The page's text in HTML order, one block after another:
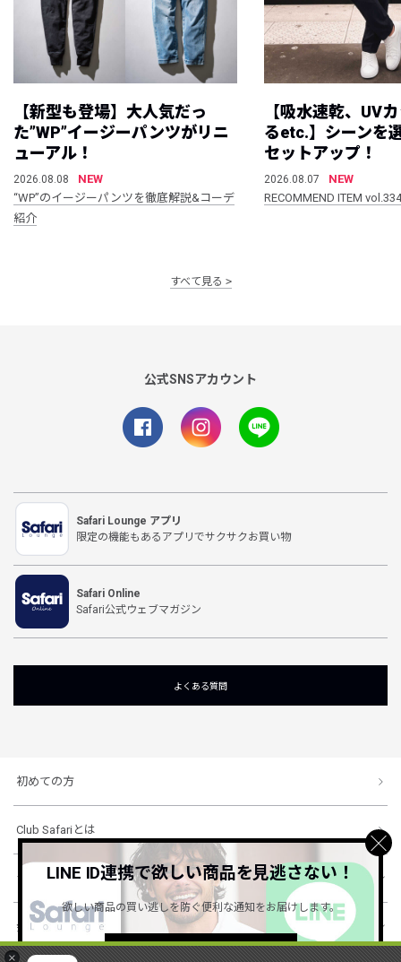
×
【新型も登場】大人気だっ
た”WP”イージーパンツがリニ
ューアル！
2026.08.08
NEW
“WP”のイージーパンツを徹底解説&コーデ
紹介
【吸水速乾、UV
るetc.】シーンを
セットアップ！
2026.08.07
NEW
RECOMMEND ITEM vol.334
すべて見る
公式SNSアカウント
Safari Lounge アプリ
限定の機能もあるアプリでサクサクお買い物
Safari Online
Safari公式ウェブマガジン
よくある質問
初めての方
Club Safariとは
ショッピングガイド
会社概要・規約
LINE ID連携で欲しい商品を見逃さない！
欲しい商品の買い逃しを防ぐ便利な通知をお届けします。
詳しくはこちら ＞